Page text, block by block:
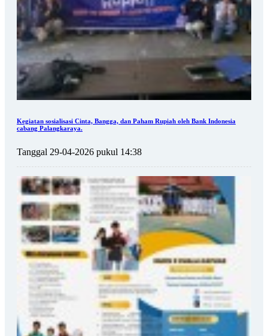
Kegiatan sosialisasi Cinta, Bangga, dan Paham Rupiah oleh Bank Indonesia
cabang Palangkaraya.
Tanggal 29-04-2026 pukul 14:38